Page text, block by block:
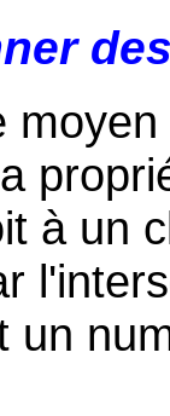
à un
un